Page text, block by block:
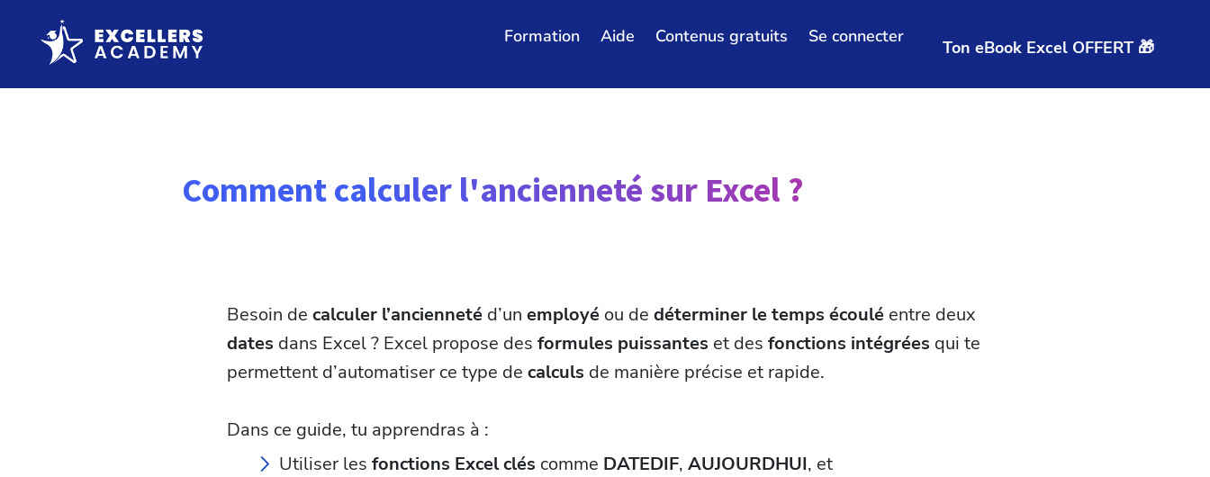
Formation Aide Contenus gratuits Se connecter
Ton eBook Excel OFFERT 🎁
Comment calculer l'ancienneté sur Excel ?
Besoin de calculer l’ancienneté d’un employé ou de déterminer le temps écoulé entre deux
dates dans Excel ? Excel propose des formules puissantes et des fonctions intégrées qui te
permettent d’automatiser ce type de calculs de manière précise et rapide.
Dans ce guide, tu apprendras à :
Utiliser les fonctions Excel clés comme DATEDIF, AUJOURDHUI, et